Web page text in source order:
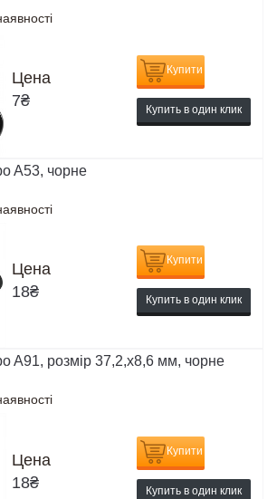
Цена
7₴
Купити
Купить в один клик
A53, чорне
Цена
18₴
Купити
Купить в один клик
A91, розмір 37,2,х8,6 мм, чорне
Цена
18₴
Купити
Купить в один клик